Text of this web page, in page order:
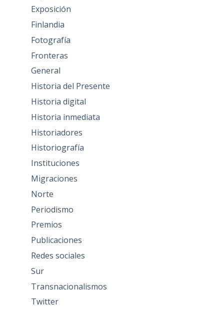
Exposición
Finlandia
Fotografía
Fronteras
General
Historia del Presente
Historia digital
Historia inmediata
Historiadores
Historiografía
Instituciones
Migraciones
Norte
Periodismo
Premios
Publicaciones
Redes sociales
Sur
Transnacionalismos
Twitter